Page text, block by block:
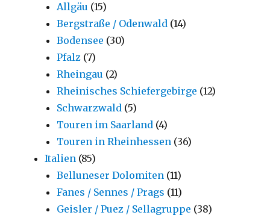
Allgäu (15)
Bergstraße / Odenwald (14)
Bodensee (30)
Pfalz (7)
Rheingau (2)
Rheinisches Schiefergebirge (12)
Schwarzwald (5)
Touren im Saarland (4)
Touren in Rheinhessen (36)
Italien (85)
Belluneser Dolomiten (11)
Fanes / Sennes / Prags (11)
Geisler / Puez / Sellagruppe (38)